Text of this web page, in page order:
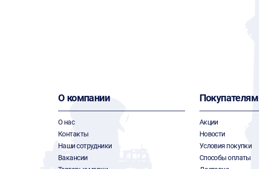
О компании
О нас
Контакты
Наши сотрудники
Вакансии
Покупателям
Акции
Новости
Условия покупки
Способы оплаты